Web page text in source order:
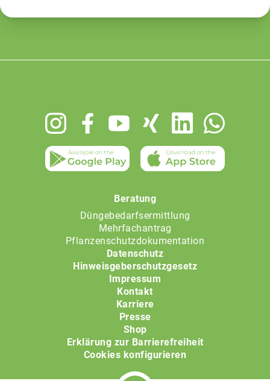
Beratung
Düngebedarfsermittlung
Mehrfachantrag
Pflanzenschutzdokumentation
Datenschutz
Hinweisgeberschutzgesetz
Impressum
Kontakt
Karriere
Presse
Shop
Erklärung zur Barrierefreiheit
Cookies konfigurieren